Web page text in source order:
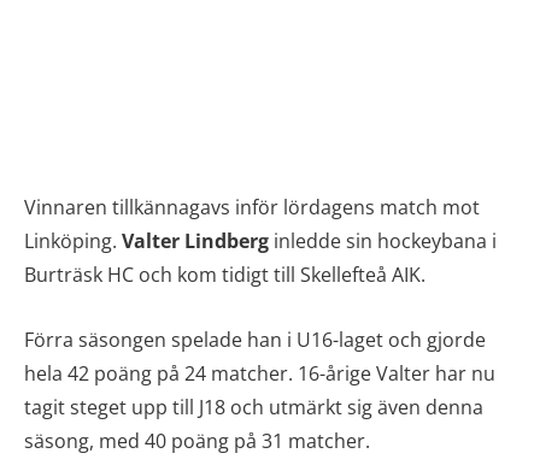
Vinnaren tillkännagavs inför lördagens match mot
Linköping. Valter Lindberg inledde sin hockeybana i
Burträsk HC och kom tidigt till Skellefteå AIK.
Förra säsongen spelade han i U16-laget och gjorde
hela 42 poäng på 24 matcher. 16-årige Valter har nu
tagit steget upp till J18 och utmärkt sig även denna
säsong, med 40 poäng på 31 matcher.